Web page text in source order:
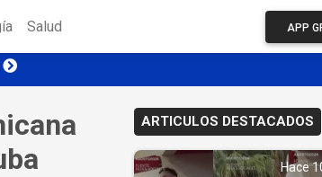
Salud APP
ARTICULOS DESTACADOS
Hace